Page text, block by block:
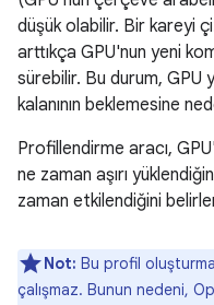
düşük olabilir. Bir kareyi
arttıkça GPU'nun yeni
sürebilir. Bu durum,
kalanının beklemesine
Profillendirme aracı,
ne zaman aşırı
zaman etkilendiğini
Not: Bu profil
çalışmaz. Bunun nedeni,